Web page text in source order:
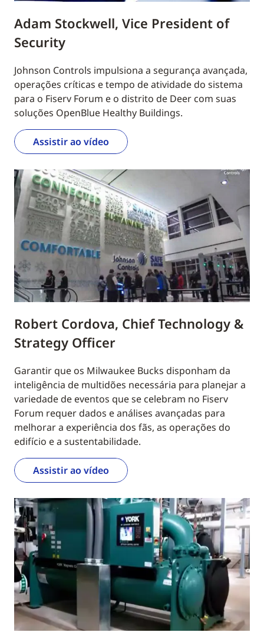
Adam Stockwell, Vice President of
Security
Johnson Controls impulsiona a segurança avançada,
operações críticas e tempo de atividade do sistema
para o Fiserv Forum e o distrito de Deer com suas
soluções OpenBlue Healthy Buildings.
Assistir ao vídeo
Robert Cordova, Chief Technology &
Strategy Officer
Garantir que os Milwaukee Bucks disponham da
inteligência de multidões necessária para planejar a
variedade de eventos que se celebram no Fiserv
Forum requer dados e análises avançadas para
melhorar a experiência dos fãs, as operações do
edifício e a sustentabilidade.
Assistir ao vídeo